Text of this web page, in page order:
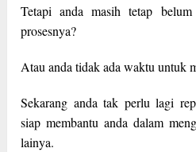
Tetapi anda masih tetap
prosesnya?
Atau anda tidak ada waktu untuk
Sekarang anda tak perlu lagi
siap membantu anda dalam
lainya.